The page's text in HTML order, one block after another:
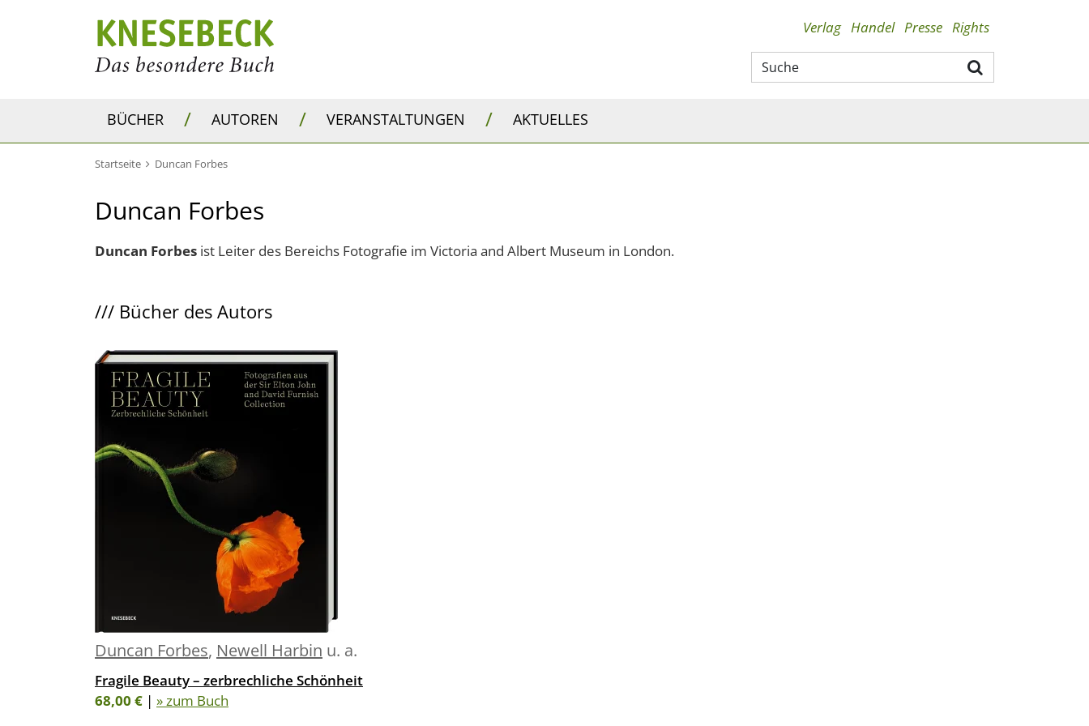
Verlag Handel Presse Rights
BÜCHER / AUTOREN / VERANSTALTUNGEN / AKTUELLES
Startseite Duncan Forbes
Duncan Forbes
Duncan Forbes ist Leiter des Bereichs Fotografie im Victoria and Albert Museum in London.
/// Bücher des Autors
Duncan Forbes, Newell Harbin u. a.
Fragile Beauty – zerbrechliche Schönheit
68,00 € | » zum Buch